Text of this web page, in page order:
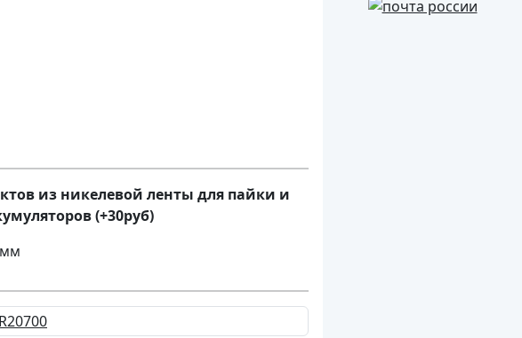
из никелевой ленты для пайки и
(+30руб)